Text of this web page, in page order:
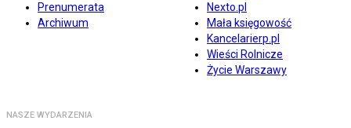
Prenumerata
Archiwum
Nexto.pl
Mała księgowość
Kancelarierp.pl
Wieści Rolnicze
Życie Warszawy
NASZE WYDARZENIA